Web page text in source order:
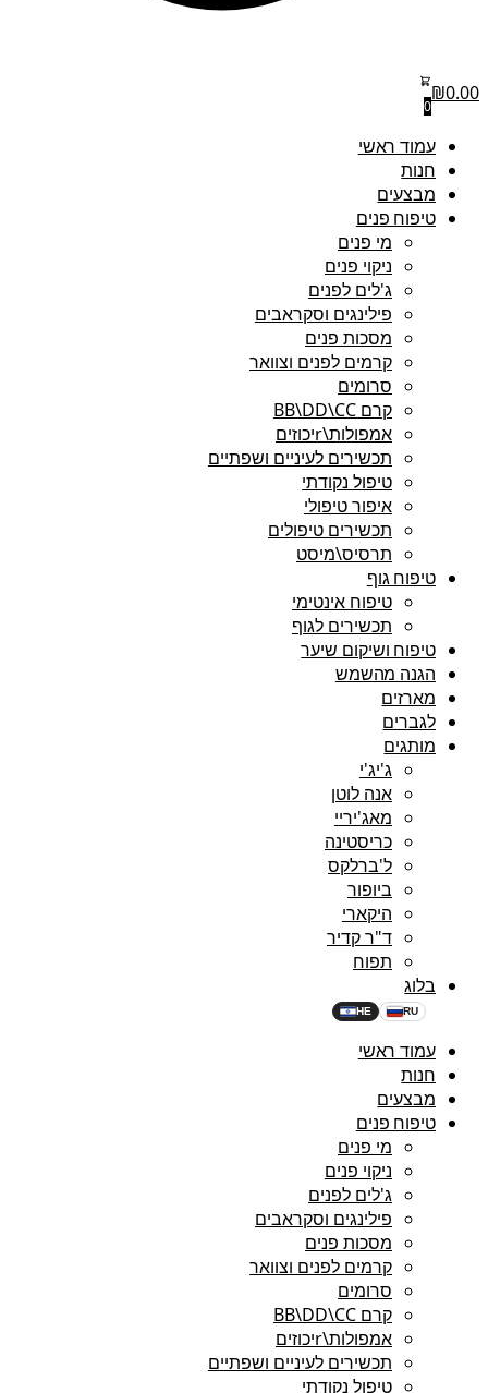
₪0.00
0
עמוד ראשי
חנות
מבצעים
טיפוח פנים
מי פנים
ניקוי פנים
ג'לים לפנים
פילינגים וסקראבים
מסכות פנים
קרמים לפנים וצוואר
סרומים
קרם BB\DD\CC
אמפולות\rיכוזים
תכשירים לעיניים ושפתיים
טיפול נקודתי
איפור טיפולי
תכשירים טיפולים
תרסיס\מיסט
טיפוח גוף
טיפוח אינטימי
תכשירים לגוף
טיפוח ושיקום שיער
הגנה מהשמש
מארזים
לגברים
מותגים
ג'יג'י
אנה לוטן
מאג'יריי
כריסטינה
ל'ברלקס
ביופור
היקארי
ד"ר קדיר
תפוח
בלוג
HE RU
עמוד ראשי
חנות
מבצעים
טיפוח פנים
מי פנים
ניקוי פנים
ג'לים לפנים
פילינגים וסקראבים
מסכות פנים
קרמים לפנים וצוואר
סרומים
קרם BB\DD\CC
אמפולות\rיכוזים
תכשירים לעיניים ושפתיים
טיפול נקודתי